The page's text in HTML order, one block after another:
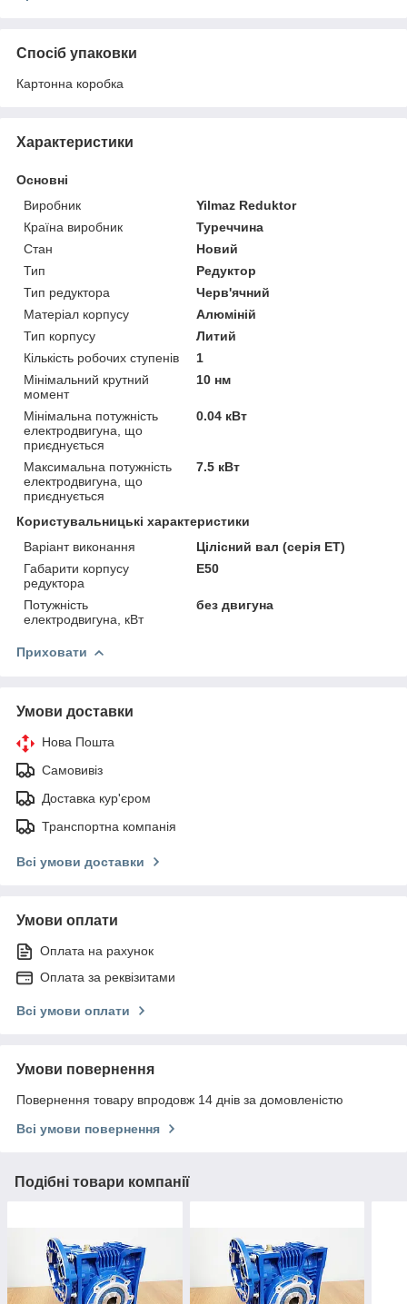
Спосіб упаковки
Картонна коробка
Характеристики
Основні
Виробник
Yilmaz Reduktor
Країна виробник
Туреччина
Стан
Новий
Тип
Редуктор
Тип редуктора
Черв'ячний
Матеріал корпусу
Алюміній
Тип корпусу
Литий
Кількість робочих ступенів
1
Мінімальний крутний
момент
10 нм
Мінімальна потужність
електродвигуна, що
приєднується
0.04 кВт
Максимальна потужність
електродвигуна, що
приєднується
7.5 кВт
Користувальницькі характеристики
Варіант виконання
Цілісний вал (серія ET)
Габарити корпусу
редуктора
E50
Потужність
електродвигуна, кВт
без двигуна
Приховати
Умови доставки
Нова Пошта
Самовивіз
Доставка кур'єром
Транспортна компанія
Всі умови доставки
Умови оплати
Оплата на рахунок
Оплата за реквізитами
Всі умови оплати
Умови повернення
Повернення товару впродовж 14 днів за домовленістю
Всі умови повернення
Подібні товари компанії